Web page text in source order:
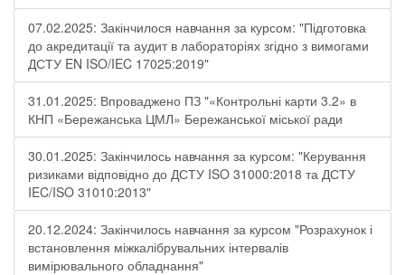
07.02.2025: Закінчилося навчання за курсом: "Підготовка
до акредитації та аудит в лабораторіях згідно з вимогами
ДСТУ EN ISO/IEC 17025:2019"
31.01.2025: Впроваджено ПЗ "«Контрольні карти 3.2» в
КНП «Бережанська ЦМЛ» Бережанської міської ради
30.01.2025: Закінчилось навчання за курсом: "Керування
ризиками відповідно до ДСТУ ISO 31000:2018 та ДСТУ
IEC/ISO 31010:2013"
20.12.2024: Закінчилось навчання за курсом "Розрахунок і
встановлення міжкалібрувальних інтервалів
вимірювального обладнання"